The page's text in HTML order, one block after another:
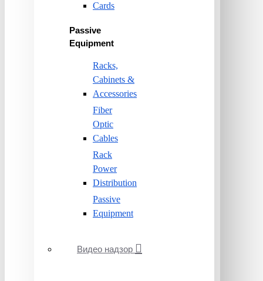
Cards
Passive
Equipment
Racks,
Cabinets &
Accessories
Fiber
Optic
Cables
Rack
Power
Distribution
Passive
Equipment
Видео надзор